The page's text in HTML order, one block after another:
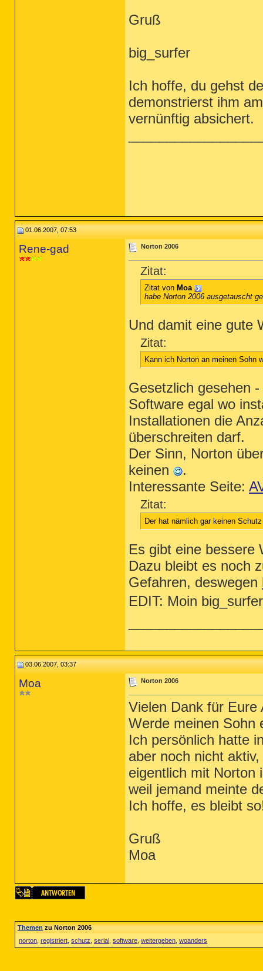
Gruß
big_surfer
Ich hoffe, du gehst
demonstrierst ihm
vernünftig absichert.
01.06.2007, 07:53
Rene-gad Norton 2006
Zitat:
Zitat von Moa
habe Norton 2006 ausgetauscht
Und damit eine gute
Zitat:
Kann ich Norton an meinen Sohn
Gesetzlich gesehen
Software egal wo
Installationen die
überschreiten darf.
Der Sinn, Norton
keinen
.
Interessante Seite:
Zitat:
Der hat nämlich gar keinen
Es gibt eine bessere
Dazu bleibt es noch
Gefahren, deswegen
EDIT: Moin
03.06.2007, 03:37
Moa Norton 2006
Vielen Dank für Eure
Werde meinen Sohn
Ich persönlich hatte
aber noch nicht
eigentlich mit Norton
weil jemand meinte
Ich hoffe, es bleibt
Gruß
Moa
Themenzu Norton 2006
norton registriert schutz serial software weitergeben woanders